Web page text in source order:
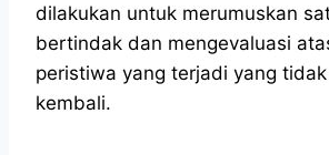
dilakukan untuk merumuskan
bertindak dan mengevaluasi
peristiwa yang terjadi yang
kembali.